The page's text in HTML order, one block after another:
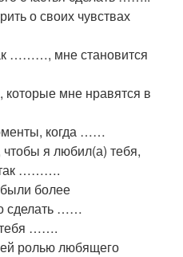
о своих чувствах
………, мне становится
мне нравятся в
когда ……
я любил(а) тебя,
так ……….
более
сделать ……
тебя …….
ролью любящего